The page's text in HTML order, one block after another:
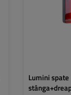
Lumini spate
Funcțiile lămpii: